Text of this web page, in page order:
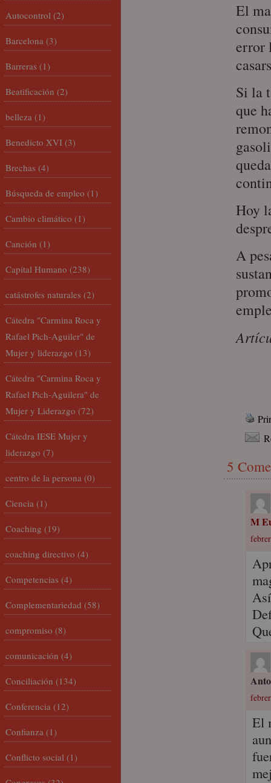
El
error
Si la
que
Hoy
A
5
M
El
Autocontrol (2)
Barcelona (3)
Barreras (1)
Beatificación (2)
belleza (1)
Benedicto XVI (3)
Brechas (4)
Búsqueda de empleo (1)
Cambio climático (1)
Canción (1)
Capital Humano (238)
catástrofes naturales (2)
Cátedra "Carmina Roca y
Rafael Pich-Aguiler" de
Mujer y liderazgo (13)
Cátedra "Carmina Roca y
Rafael Pich-Aguilera" de
Mujer y Liderazgo (72)
Cátedra IESE Mujer y
liderazgo (7)
centro de la persona (0)
Ciencia (1)
Coaching (19)
coaching directivo (4)
Competencias (4)
Complementariedad (58)
compromiso (8)
comunicación (4)
Conciliación (134)
Conferencia (12)
Confianza (1)
Conflicto social (1)